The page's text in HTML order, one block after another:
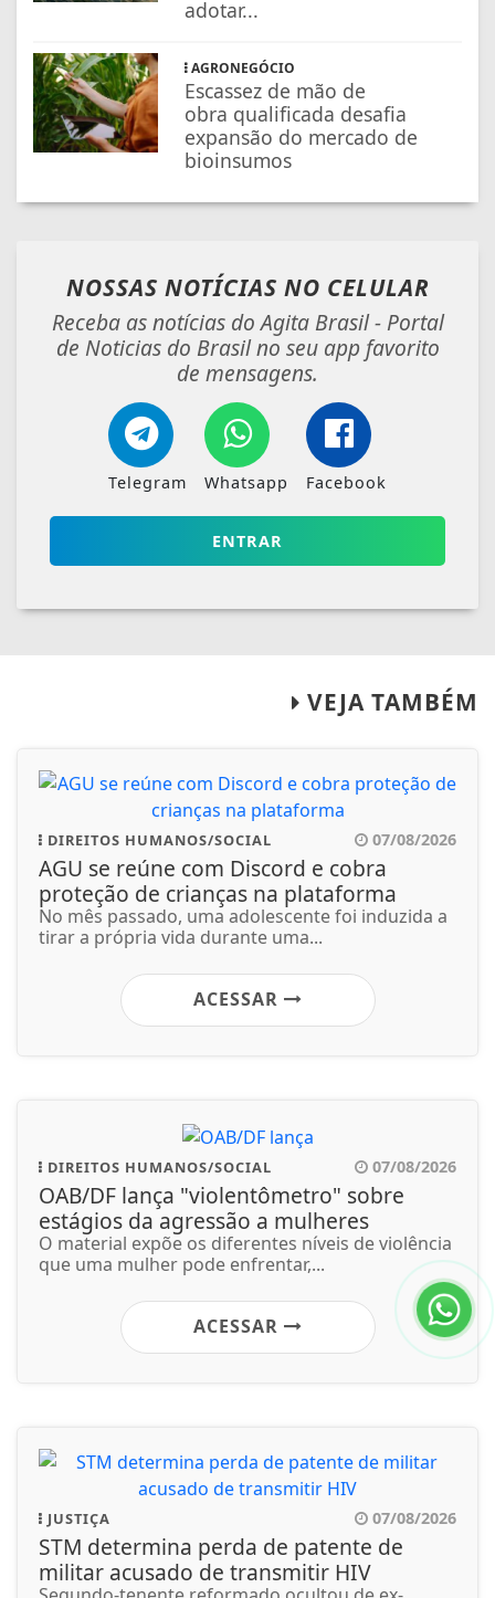
adotar...
AGRONEGÓCIO
Escassez de mão de
obra qualificada desafia
expansão do mercado de
bioinsumos
NOSSAS NOTÍCIAS NO CELULAR
Receba as notícias do Agita Brasil - Portal
de Noticias do Brasil no seu app favorito
de mensagens.
Telegram Whatsapp Facebook
ENTRAR
VEJA TAMBÉM
DIREITOS HUMANOS/SOCIAL 07/08/2026
AGU se reúne com Discord e cobra
proteção de crianças na plataforma
No mês passado, uma adolescente foi induzida a
tirar a própria vida durante uma...
ACESSAR
DIREITOS HUMANOS/SOCIAL 07/08/2026
OAB/DF lança "violentômetro" sobre
estágios da agressão a mulheres
O material expõe os diferentes níveis de violência
que uma mulher pode enfrentar,...
ACESSAR
JUSTIÇA 07/08/2026
STM determina perda de patente de
militar acusado de transmitir HIV